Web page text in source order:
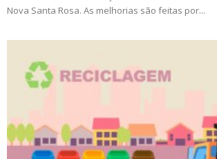
Nova Santa Rosa. As melhorias são feitas por...